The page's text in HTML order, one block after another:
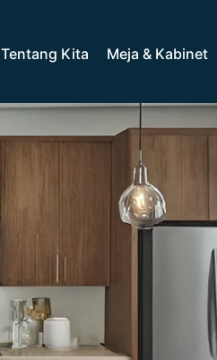
Tentang Kita Meja & Kabinet